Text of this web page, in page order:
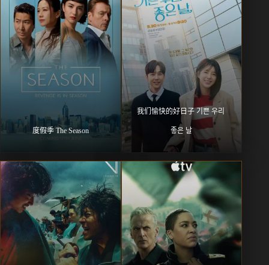
度假季 The Season
我们愉快的好日子 기쁜 우리
좋은 날